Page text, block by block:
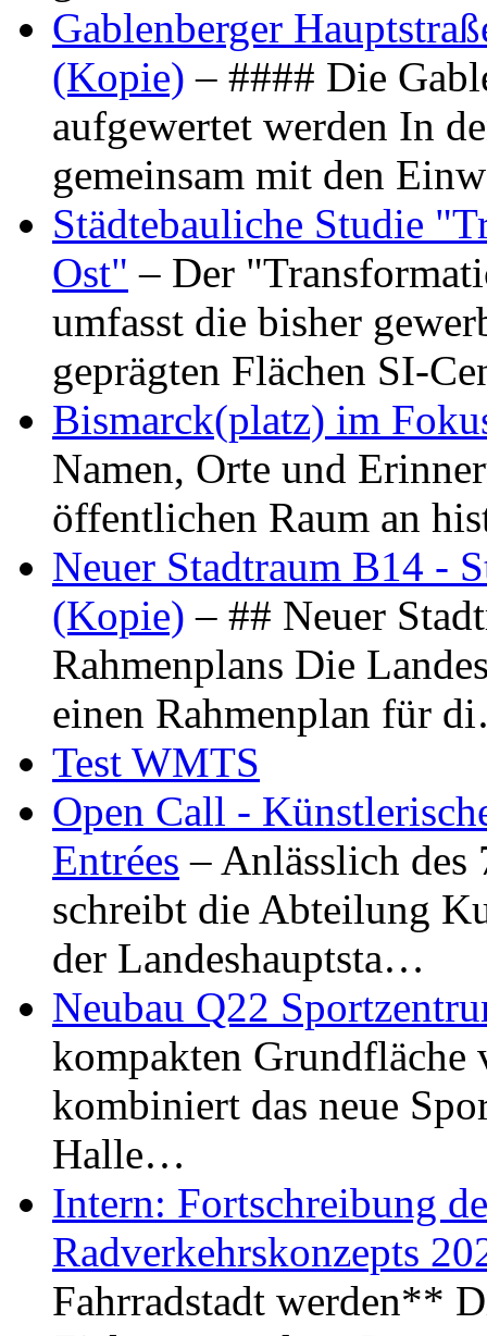
Gablenberger
(Kopie) – #### Die
aufgewertet werden In
gemeinsam mit den
Städtebauliche Studie
Ost" – Der
umfasst die bisher
geprägten Flächen SI-
Bismarck(platz) im
Namen, Orte und
öffentlichen Raum an
Neuer Stadtraum B14 -
(Kopie) – ## Neuer
Rahmenplans Die
einen Rahmenplan für
Test WMTS
Open Call -
Entrées – Anlässlich
schreibt die Abteilung
der Landeshauptsta…
Neubau Q22
kompakten Grundfläche
kombiniert das neue
Halle…
Intern: Fortschreibung
Radverkehrskonzepts
Fahrradstadt werden**